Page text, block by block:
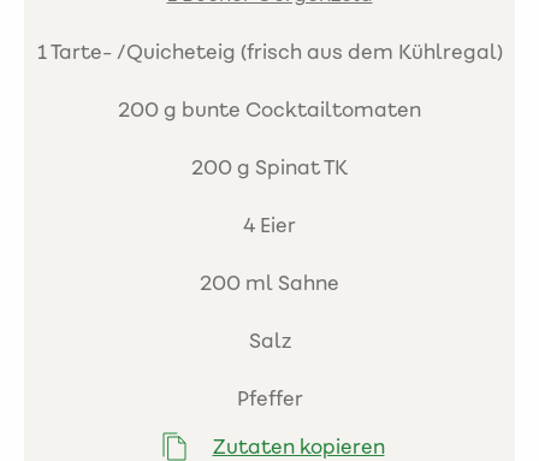
1 Tarte- /Quicheteig (frisch aus dem Kühlregal)
200 g bunte Cocktailtomaten
200 g Spinat TK
4 Eier
200 ml Sahne
Salz
Pfeffer
Zutaten kopieren